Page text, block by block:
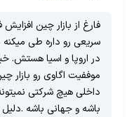
فارغ از بازار چین
سریعی رو داره طی میکنه
در اروپا و اسیا هستش.
موففیت اگاوی رو بازار
داخلی هیچ شرکتی
باشه و جهانی باشه